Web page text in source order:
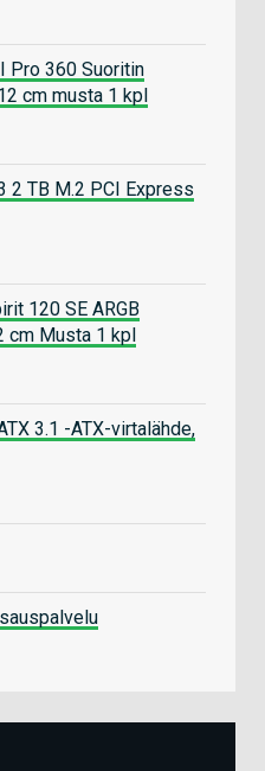
Pro 360 Suoritin
cm musta 1 kpl
2 TB M.2 PCI Express
120 SE ARGB
cm Musta 1 kpl
3.1 -ATX-virtalähde,